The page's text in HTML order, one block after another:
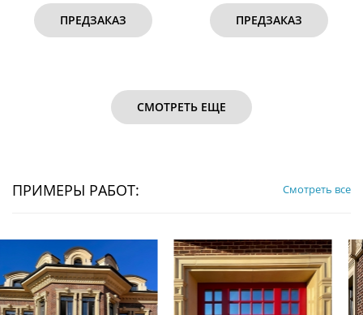
ПРЕДЗАКАЗ ПРЕДЗАКАЗ
СМОТРЕТЬ ЕЩЕ
ПРИМЕРЫ РАБОТ: Смотреть все